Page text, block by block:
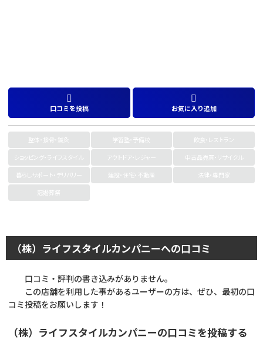
口コミを投稿 お気に入り追加
整体・接骨・鍼灸 学習塾・予備校
飲食・レストラン
ショッピング・ライフスタイル
アウトドア・レジャー
中古品売買・リサイクル
暮らしサポート・デリバリー
建設・住宅・不動産
法律・専門家
冠婚葬祭
（株）ライフスタイルカンパニーへの口コミ
口コミ・評判の書き込みがありません。
この店舗を利用した事があるユーザーの方は、ぜひ、最初の口
コミ投稿をお願いします！
（株）ライフスタイルカンパニーの口コミを投稿する